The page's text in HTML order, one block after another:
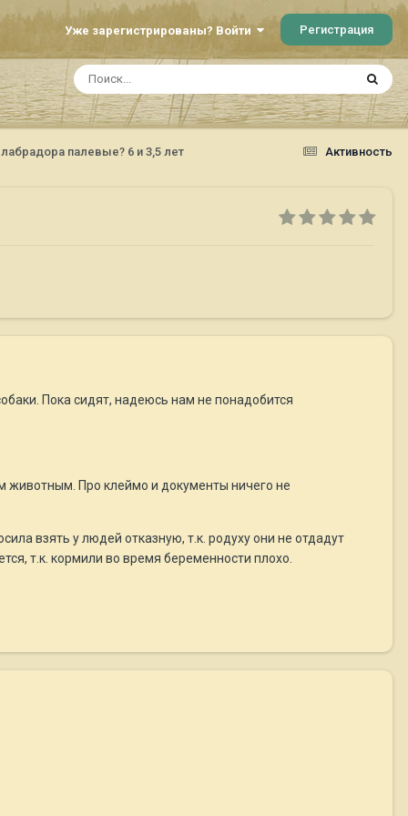
Уже зарегистрированы? Войти Регистрация
Активность
палевые? 6 и 3,5 лет
Пока сидят, надеюсь нам не понадобится
животным. Про клеймо и документы ничего не
взять у людей отказную, т.к. родуху они не отдадут
т.к. кормили во время беременности плохо.